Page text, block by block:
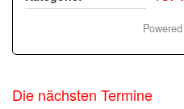
Die nächsten Termine